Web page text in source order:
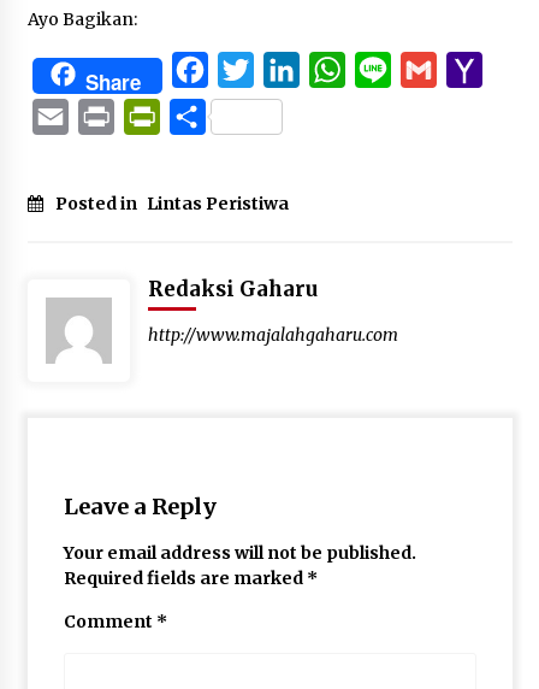
Ayo Bagikan:
Share FacebookTwitterLinkedInWhatsApp
Line Gmail
Email Print PrintFriendly
Share
Posted in Lintas Peristiwa
Redaksi Gaharu
http://www.majalahgaharu.com
Leave a Reply
Your email address will not be published.
Required fields are marked *
Comment *